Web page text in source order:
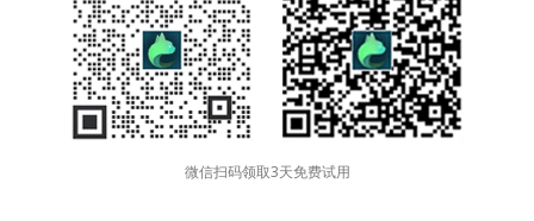
微信扫码领取3天免费试用